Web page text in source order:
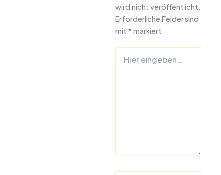
wird nicht veröffentlicht.
Erforderliche Felder sind
mit * markiert
eingeben…